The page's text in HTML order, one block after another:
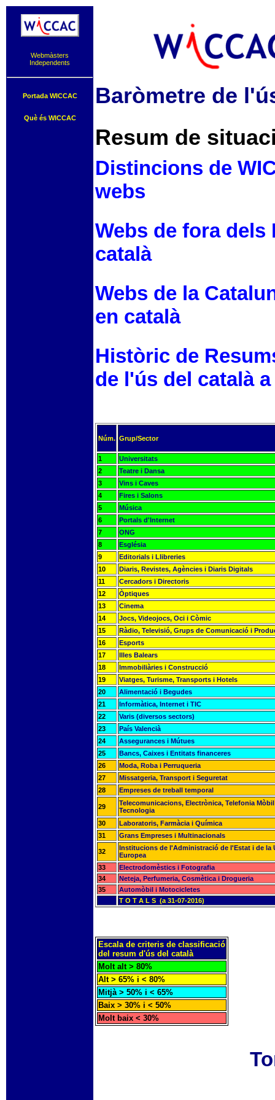
Webmàsters
Independents
Portada WICCAC
Què és WICCAC
Baròmetre de
Resum de
Distincions de
webs
Webs de fora dels
català
Webs de la
en català
Històric de
de l'ús del català
Núm. Grup/Sector
1
Universitats
2
Teatre i Dansa
3
Vins i Caves
4
Fires i Salons
5
Música
6
Portals d'Internet
7
ONG
8
Església
9
Editorials i Llibreries
10
Diaris, Revistes, Agències i Diaris Digitals
11
Cercadors i Directoris
12
Òptiques
13
Cinema
14
Jocs, Videojocs, Oci i Còmic
15
Ràdio, Televisió, Grups de Comunicació i
16
Esports
17
Illes Balears
18
Immobiliàries i Construcció
19
Viatges, Turisme, Transports i Hotels
20
Alimentació i Begudes
21
Informàtica, Internet i TIC
22
Varis (diversos sectors)
23
País Valencià
24
Assegurances i Mútues
25
Bancs, Caixes i Entitats financeres
26
Moda, Roba i Perruqueria
27
Missatgeria, Transport i Seguretat
28
Empreses de treball temporal
29
Telecomunicacions, Electrònica, Telefonia
Tecnologia
30
Laboratoris, Farmàcia i Química
31
Grans Empreses i Multinacionals
32
Institucions de l'Administració de l'Estat i de la
Europea
33
Electrodomèstics i Fotografia
34
Neteja, Perfumeria, Cosmètica i Drogueria
35
Automòbil i Motocicletes
T O T A L S (a 31-07-2016)
Escala de criteris de classificació
del resum d'ús del català
Molt alt > 80%
Alt > 65% i < 80%
Mitjà > 50% i < 65%
Baix > 30% i < 50%
Molt baix < 30%